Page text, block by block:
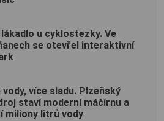
lákadlo u cyklostezky. Ve
se otevřel interaktivní
vody, více sladu. Plzeňský
staví moderní máčírnu a
miliony litrů vody